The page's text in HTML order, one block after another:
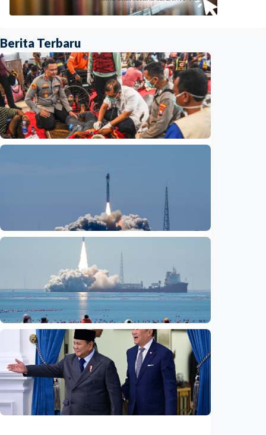
Berita Terbaru
Basarnas akhiri operasi SAR KM Mutiara
Fokus Berita – Lampung-1, satelit AI
Hiperspektral pertama Indonesia, berhasil
diluncurkan ke orbit
Indonesia•05 Aug 2026
Nasional
Satelit Lampung-1 untuk petani, nelayan,
hingga mitigasi bencana
Indonesia •05 Aug 2026